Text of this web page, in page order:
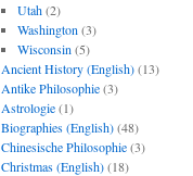
Utah(2)
Washington (3)
Wisconsin (5)
Ancient History (English)(13)
Antike Philosophie(3)
Astrologie(1)
Biographies (English)(48)
Chinesische Philosophie(3)
Christmas (English)(18)